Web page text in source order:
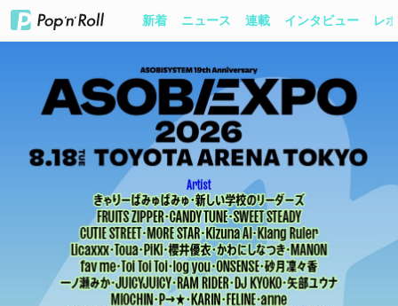
新着 ニュース 連載 インタビュー レ